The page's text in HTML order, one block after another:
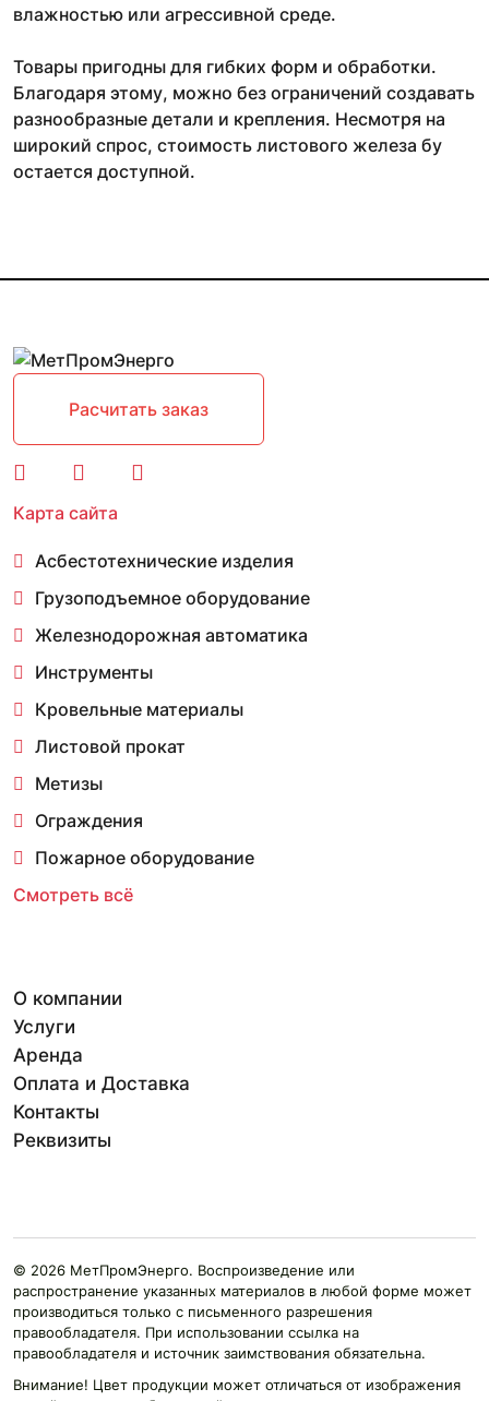
влажностью или агрессивной среде.
Товары пригодны для гибких форм и обработки.
Благодаря этому, можно без ограничений создавать
разнообразные детали и крепления. Несмотря на
широкий спрос, стоимость листового железа бу
остается доступной.
Расчитать заказ
Карта сайта
Асбестотехнические изделия
Грузоподъемное оборудование
Железнодорожная автоматика
Инструменты
Кровельные материалы
Листовой прокат
Метизы
Ограждения
Пожарное оборудование
Смотреть всё
О компании
Услуги
Аренда
Оплата и Доставка
Контакты
Реквизиты
© 2026 МетПромЭнерго. Воспроизведение или
распространение указанных материалов в любой форме может
производиться только с письменного разрешения
правообладателя. При использовании ссылка на
правообладателя и источник заимствования обязательна.
Внимание! Цвет продукции может отличаться от изображения